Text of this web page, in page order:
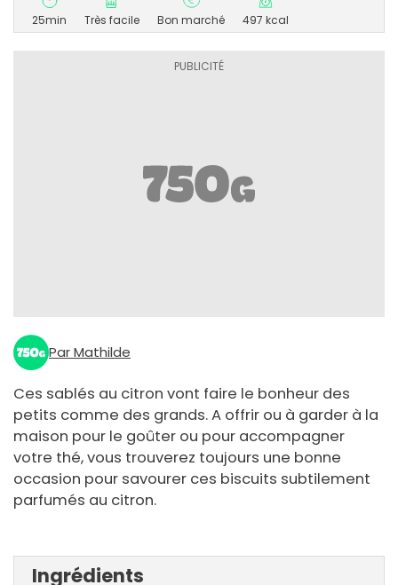
25min Très facile Bon marché 497 kcal
Par Mathilde
Ces sablés au citron vont faire le bonheur des
petits comme des grands. A offrir ou à garder à la
maison pour le goûter ou pour accompagner
votre thé, vous trouverez toujours une bonne
occasion pour savourer ces biscuits subtilement
parfumés au citron.
Ingrédients